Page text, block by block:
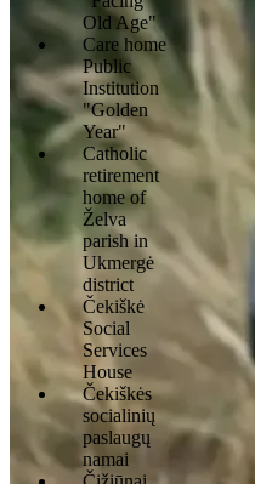
Old Age"
Care home
Public
Institution
"Golden
Year"
Catholic
retirement
home of
Želva
parish in
Ukmergė
district
Čekiškė
Social
Services
House
Čekiškės
socialinių
paslaugų
namai